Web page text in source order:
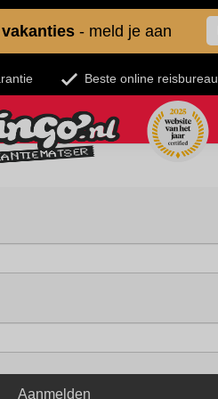
- meld je aan
Beste online reisbureau
Aanmelden